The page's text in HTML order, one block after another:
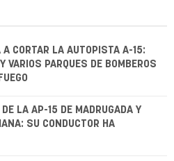
A CORTAR LA AUTOPISTA A-15:
VARIOS PARQUES DE BOMBEROS
LA AP-15 DE MADRUGADA Y
SU CONDUCTOR HA